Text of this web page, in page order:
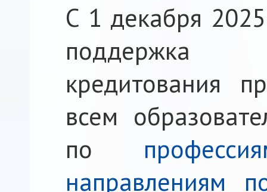
С 1 декабря
поддержка
кредитования
всем
по
направлениям